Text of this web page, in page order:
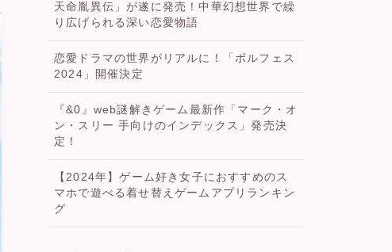
天命胤異伝」が遂に発売！中華幻想世界で繰
り広げられる深い恋愛物語
恋愛ドラマの世界がリアルに！「ボルフェス
2024」開催決定
『&0』web謎解きゲーム最新作「マーク・オ
ン・スリー 手向けのインデックス」発売決
定！
【2024年】ゲーム好き女子におすすめのス
マホで遊べる着せ替えゲームアプリランキン
グ